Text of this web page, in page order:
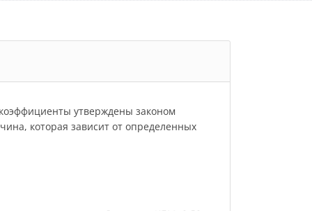
утверждены законом
которая зависит от определенных